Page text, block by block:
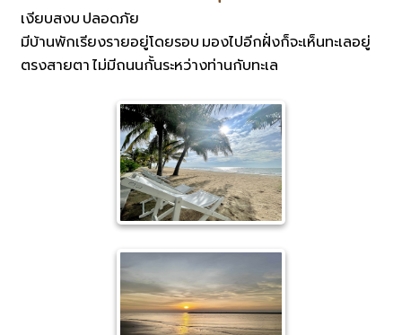
เงียบสงบ ปลอดภัย
มีบ้านพักเรียงรายอยู่โดยรอบ มองไปอีกฝั่งก็จะเห็นทะเลอยู่
ตรงสายตา ไม่มีถนนกั้นระหว่างท่านกับทะเล